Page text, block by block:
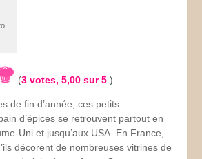
(3 votes,5,00 sur 5)
de fin d’année, ces petits
d’épices se retrouvent partout en
Uni et jusqu’aux USA. En France,
décorent de nombreuses vitrines de